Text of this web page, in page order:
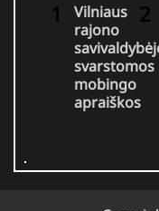
Vilniaus
rajono
svarstomos
mobingo
apraiškos